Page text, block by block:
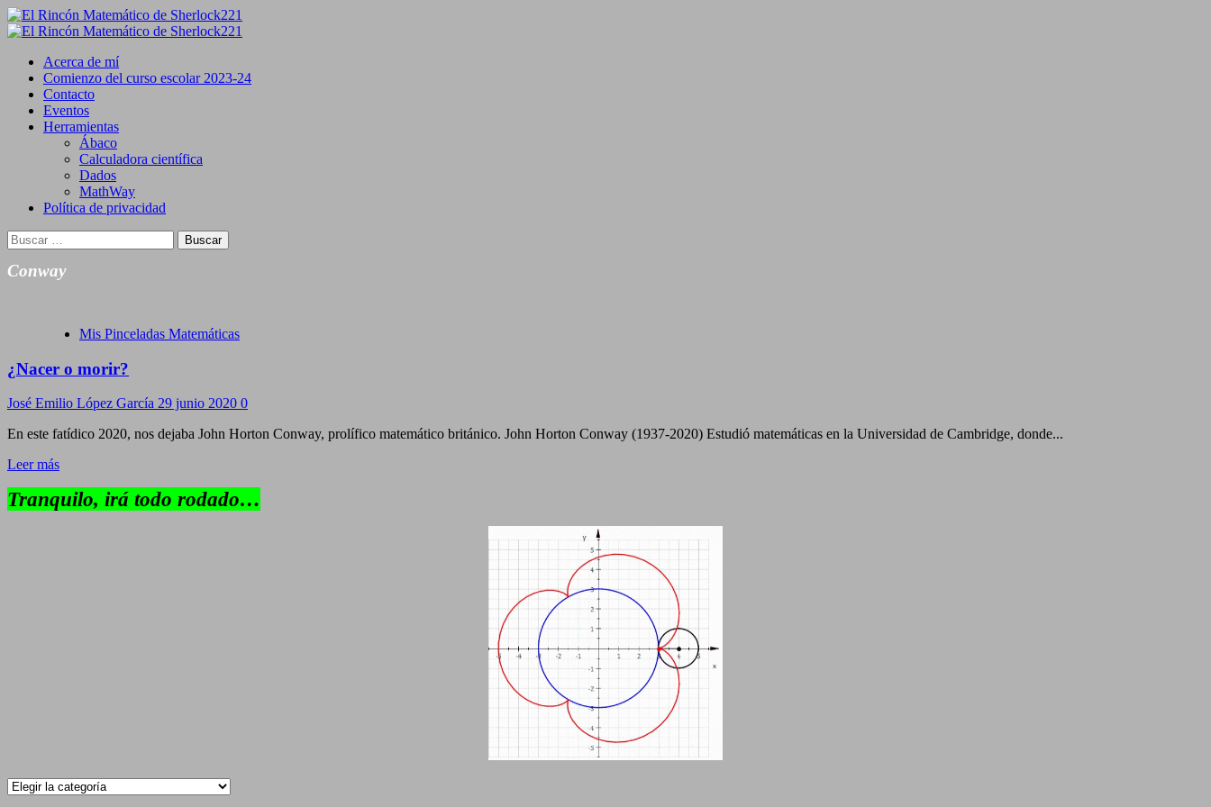
Saltar
al
Primary
Acerca de mí
Comienzo del curso escolar 2023-24
Contacto
Eventos
Herramientas
Ábaco
Calculadora científica
Dados
MathWay
Política de privacidad
Buscar:
Conway
Mis Pinceladas Matemáticas
¿Nacer o morir?
José Emilio López García 29 junio 2020 0
En este fatídico 2020, nos dejaba John Horton Conway, prolífico matemático británico. John Horton Conway (1937-2020) Estudió matemáticas en la Universidad de Cambridge, donde...
Leer más
Tranquilo, irá todo rodado…
Categorías